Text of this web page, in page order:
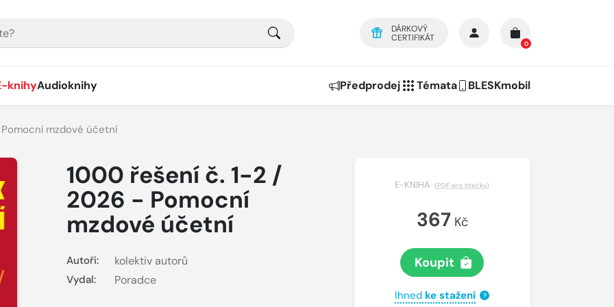
DÁRKOVÝ
CERTIFIKÁT
0
knihyAudioknihy Předprodej Témata BLESKmobil
mzdové účetní
1000 řešení č. 1-2 /
2026 - Pomocní
mzdové účetní
Autoři: kolektiv autorů
Vydal: Poradce
E-KNIHA (PDF pro čtečky)
367 Kč
Koupit
Ihned ke stažení ?